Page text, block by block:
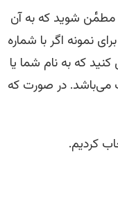
مطمٔن شوید که به آن
نمونه اگر با شماره
که به نام شما یا
می‌باشد. در صورت که
کردیم.